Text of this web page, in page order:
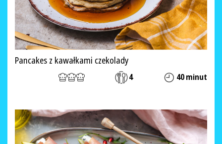
Pancakes z kawałkami czekolady
4 40 minut